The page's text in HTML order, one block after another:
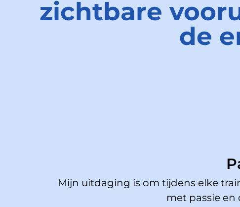
zichtbare
de
Mijn uitdaging is om tijdens elke
met passie en